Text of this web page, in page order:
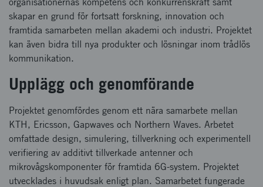
skapar en grund för fortsatt forskning, innovation och
framtida samarbeten mellan akademi och industri. Projektet
kan även bidra till nya produkter och lösningar inom trådlös
kommunikation.
Upplägg och genomförande
Projektet genomfördes genom ett nära samarbete mellan
KTH, Ericsson, Gapwaves och Northern Waves. Arbetet
omfattade design, simulering, tillverkning och experimentell
verifiering av additivt tillverkade antenner och
mikrovågskomponenter för framtida 6G-system. Projektet
utvecklades i huvudsak enligt plan. Samarbetet fungerade